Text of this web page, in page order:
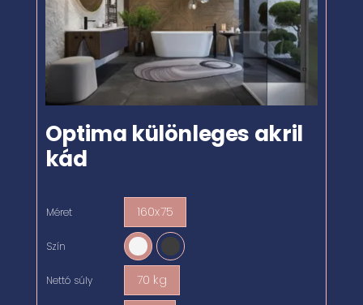
Optima különleges akril
kád
Méret 160x75
Szín
Nettó súly 70 kg